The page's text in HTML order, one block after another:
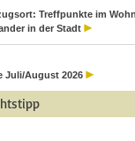
Treffpunkte im
in der Stadt
Juli/August 2026